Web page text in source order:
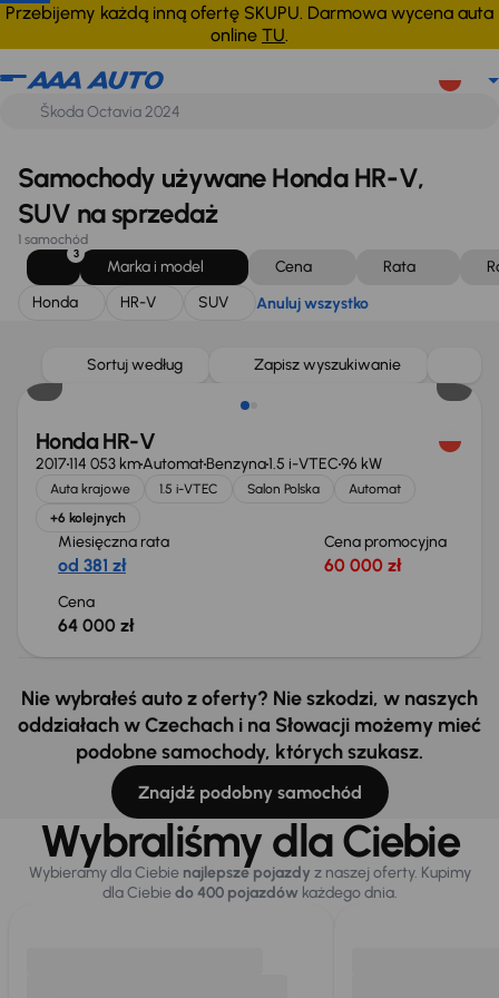
Przebijemy każdą inną ofertę SKUPU. Darmowa wycena auta
online TU.
Honda HR-V SUV Anuluj wszystko
Samochody używane Honda HR-V,
SUV na sprzedaż
1 samochód
3
Marka i model Cena Rata
Honda
HR-V SUV Anuluj wszystko
Sortuj według Zapisz wyszukiwanie
Honda HR-V
2017114 053 kmAutomatBenzyna1.5 i-VTEC96 kW
Auta krajowe 1.5 i-VTEC Salon Polska
Automat
+6 kolejnych
Miesięczna rata
od 381 zł
Cena promocyjna
60 000 zł
Cena
64 000 zł
Nie wybrałeś auto z oferty? Nie szkodzi, w naszych
oddziałach w Czechach i na Słowacji możemy mieć
podobne samochody, których szukasz.
Znajdź podobny samochód
Wybraliśmy dla Ciebie
Wybieramy dla Ciebie najlepsze pojazdy z naszej oferty. Kupimy
dla Ciebiedo 400 pojazdówkażdego dnia.